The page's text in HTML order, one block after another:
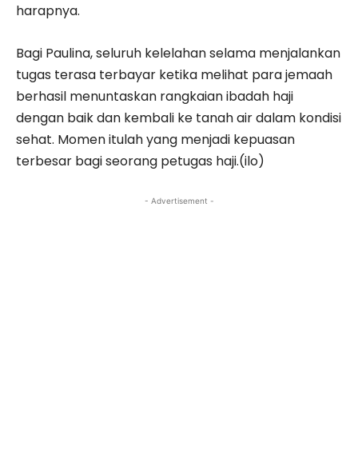
harapnya.
Bagi Paulina, seluruh kelelahan selama menjalankan
tugas terasa terbayar ketika melihat para jemaah
berhasil menuntaskan rangkaian ibadah haji
dengan baik dan kembali ke tanah air dalam kondisi
sehat. Momen itulah yang menjadi kepuasan
terbesar bagi seorang petugas haji.(ilo)
- Advertisement -